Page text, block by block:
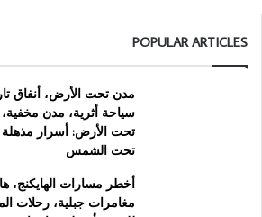
POPULAR ARTICLES
مدن تحت الأرض، أنفاق
سياحة أثرية، مدن
تحت الأرض: أسرار
تحت الشمس
أخطر مسارات الهايكنج،
مغامرات جبلية، رحلات